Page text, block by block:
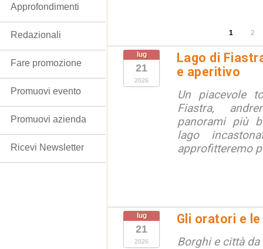
1 2
lug
21
2026
Lago di
e aperitivo
Un piacevole
Fiastra,
panorami più
lago
approfitteremo
lug
21
2026
Gli oratori e
Borghi e città
Approfondimenti
Redazionali
Fare promozione
Promuovi evento
Promuovi azienda
Ricevi Newsletter